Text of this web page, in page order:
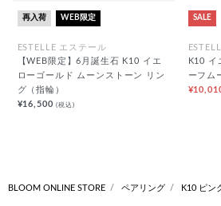
再入荷 WEB限定
ESTELLE エステール
【WEB限定】6月誕生石 K10 イエ
ローゴールド ムーンストーン リン
グ（指輪）
¥16,500(税込)
SALE
K10 イ
ーフム
BLOOM ONLINE STORE ペアリング K10 ピン